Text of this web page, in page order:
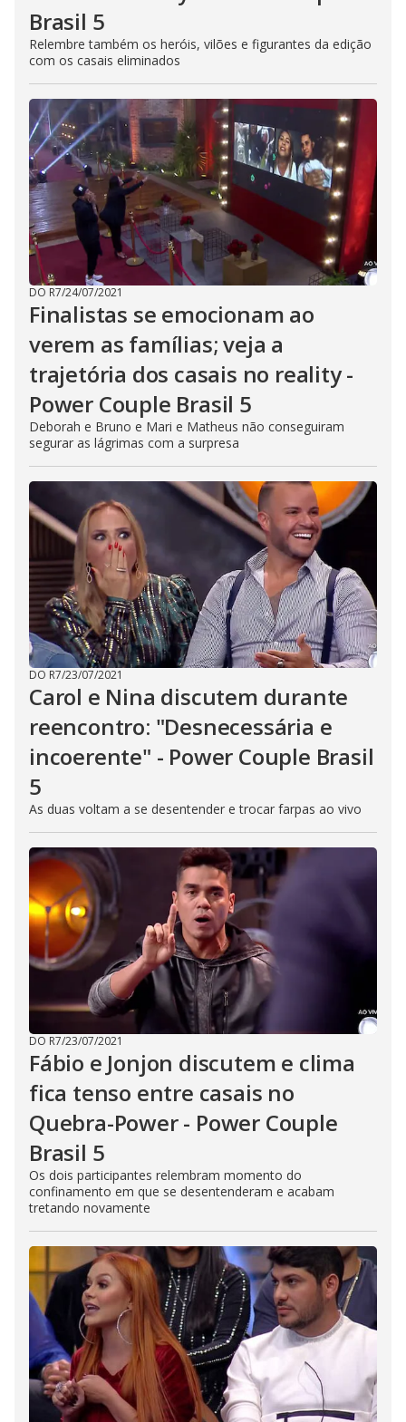
Brasil 5
Relembre também os heróis, vilões e figurantes da edição
com os casais eliminados
DO R7/24/07/2021
Finalistas se emocionam ao
verem as famílias; veja a
trajetória dos casais no reality -
Power Couple Brasil 5
Deborah e Bruno e Mari e Matheus não conseguiram
segurar as lágrimas com a surpresa
DO R7/23/07/2021
Carol e Nina discutem durante
reencontro: "Desnecessária e
incoerente" - Power Couple Brasil
5
As duas voltam a se desentender e trocar farpas ao vivo
DO R7/23/07/2021
Fábio e Jonjon discutem e clima
fica tenso entre casais no
Quebra-Power - Power Couple
Brasil 5
Os dois participantes relembram momento do
confinamento em que se desentenderam e acabam
tretando novamente